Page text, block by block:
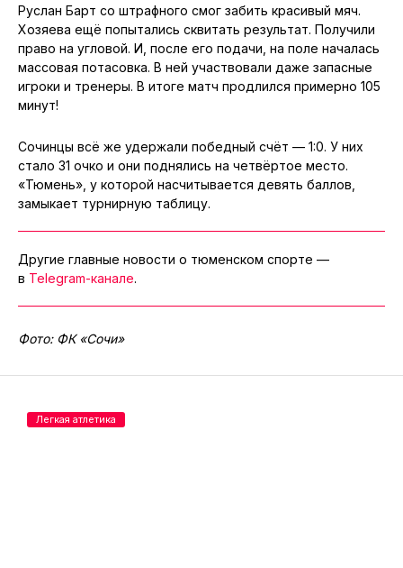
Руслан Барт со штрафного смог забить красивый мяч.
Хозяева ещё попытались сквитать результат. Получили
право на угловой. И, после его подачи, на поле началась
массовая потасовка. В ней участвовали даже запасные
игроки и тренеры. В итоге матч продлился примерно 105
минут!
Сочинцы всё же удержали победный счёт — 1:0. У них
стало 31 очко и они поднялись на четвёртое место.
«Тюмень», у которой насчитывается девять баллов,
замыкает турнирную таблицу.
Другие главные новости о тюменском спорте —
в Telegram-канале.
Фото: ФК «Сочи»
Легкая атлетика